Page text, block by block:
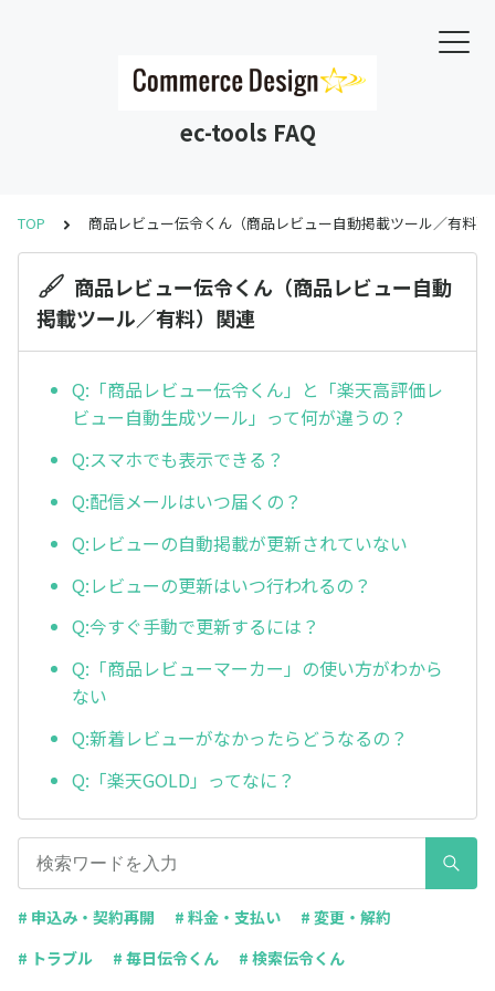
ec-tools FAQ
TOP 商品レビュー伝令くん（商品レビュー自動掲載ツール／有料）
商品レビュー伝令くん（商品レビュー自動
掲載ツール／有料）関連
Q:「商品レビュー伝令くん」と「楽天高評価レ
ビュー自動生成ツール」って何が違うの？
Q:スマホでも表示できる？
Q:配信メールはいつ届くの？
Q:レビューの自動掲載が更新されていない
Q:レビューの更新はいつ行われるの？
Q:今すぐ手動で更新するには？
Q:「商品レビューマーカー」の使い方がわから
ない
Q:新着レビューがなかったらどうなるの？
Q:「楽天GOLD」ってなに？
# 申込み・契約再開 # 料金・支払い
# 変更・解約
# トラブル
# 毎日伝令くん
# 検索伝令くん